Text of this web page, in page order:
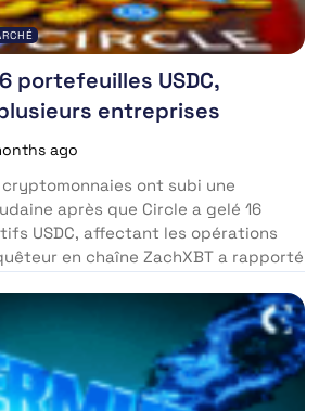
portefeuilles USDC,
entreprises
ago
ont subi une
après que Circle a gelé 16
USDC, affectant les opérations
en chaîne ZachXBT a rapporté